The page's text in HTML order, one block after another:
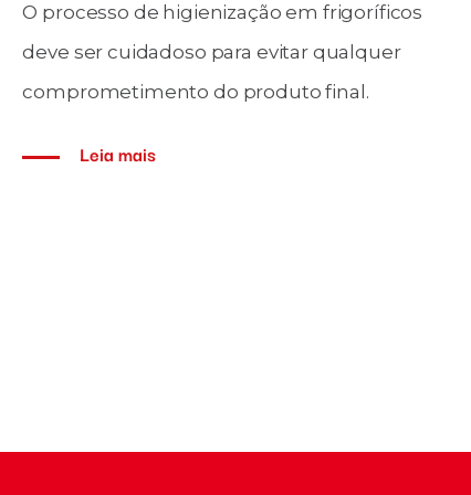
A união entre tratamento eficaz de ar e
portas rápidas é vital para manter a
frigoríficos. Descubra como a parceria